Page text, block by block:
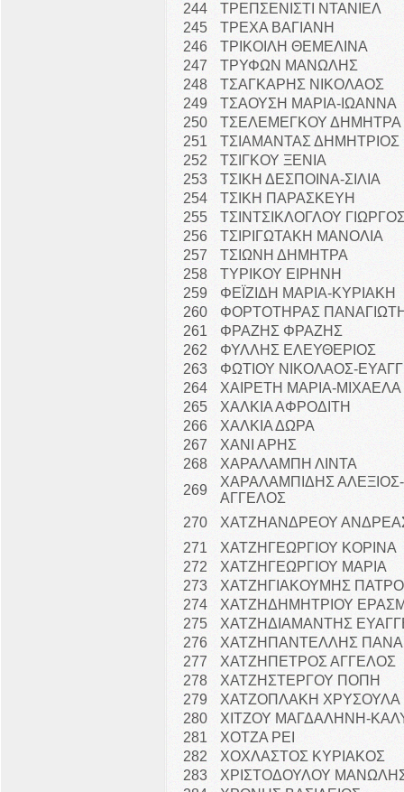
244
ΤΡΕΠΣΕΝΙΣΤΙ ΝΤΑΝΙΕΛ
245
ΤΡΕΧΑ ΒΑΓΙΑΝΗ
246
ΤΡΙΚΟΙΛΗ ΘΕΜΕΛΙΝΑ
247
ΤΡΥΦΩΝ ΜΑΝΩΛΗΣ
248
ΤΣΑΓΚΑΡΗΣ ΝΙΚΟΛΑΟΣ
249
ΤΣΑΟΥΣΗ ΜΑΡΙΑ-ΙΩΑΝΝΑ
250
ΤΣΕΛΕΜΕΓΚΟΥ ΔΗΜΗΤΡΑ
251
ΤΣΙΑΜΑΝΤΑΣ ΔΗΜΗΤΡΙΟΣ
252
ΤΣΙΓΚΟΥ ΞΕΝΙΑ
253
ΤΣΙΚΗ ΔΕΣΠΟΙΝΑ-ΣΙΛΙΑ
254
ΤΣΙΚΗ ΠΑΡΑΣΚΕΥΗ
255
ΤΣΙΝΤΣΙΚΛΟΓΛΟΥ
256
ΤΣΙΡΙΓΩΤΑΚΗ ΜΑΝΟΛΙΑ
257
ΤΣΙΩΝΗ ΔΗΜΗΤΡΑ
258
ΤΥΡΙΚΟΥ ΕΙΡΗΝΗ
259
ΦΕΪΖΙΔΗ ΜΑΡΙΑ-ΚΥΡΙΑΚΗ
260
ΦΟΡΤΟΤΗΡΑΣ
261
ΦΡΑΖΗΣ ΦΡΑΖΗΣ
262
ΦΥΛΛΗΣ ΕΛΕΥΘΕΡΙΟΣ
263
ΦΩΤΙΟΥ ΝΙΚΟΛΑΟΣ-
264
ΧΑΙΡΕΤΗ ΜΑΡΙΑ-ΜΙΧΑΕΛΑ
265
ΧΑΛΚΙΑ ΑΦΡΟΔΙΤΗ
266
ΧΑΛΚΙΑ ΔΩΡΑ
267
ΧΑΝΙ ΑΡΗΣ
268
ΧΑΡΑΛΑΜΠΗ ΛΙΝΤΑ
269
ΧΑΡΑΛΑΜΠΙΔΗΣ ΑΛΕΞΙΟΣ-
ΑΓΓΕΛΟΣ
270
ΧΑΤΖΗΑΝΔΡΕΟΥ
271
ΧΑΤΖΗΓΕΩΡΓΙΟΥ ΚΟΡΙΝΑ
272
ΧΑΤΖΗΓΕΩΡΓΙΟΥ ΜΑΡΙΑ
273
ΧΑΤΖΗΓΙΑΚΟΥΜΗΣ
274
ΧΑΤΖΗΔΗΜΗΤΡΙΟΥ
275
ΧΑΤΖΗΔΙΑΜΑΝΤΗΣ
276
ΧΑΤΖΗΠΑΝΤΕΛΛΗΣ
277
ΧΑΤΖΗΠΕΤΡΟΣ ΑΓΓΕΛΟΣ
278
ΧΑΤΖΗΣΤΕΡΓΟΥ ΠΟΠΗ
279
ΧΑΤΖΟΠΛΑΚΗ ΧΡΥΣΟΥΛΑ
280
ΧΙΤΖΟΥ ΜΑΓΔΑΛΗΝΗ-
281
ΧΟΤΖΑ ΡΕΙ
282
ΧΟΧΛΑΣΤΟΣ ΚΥΡΙΑΚΟΣ
283
ΧΡΙΣΤΟΔΟΥΛΟΥ